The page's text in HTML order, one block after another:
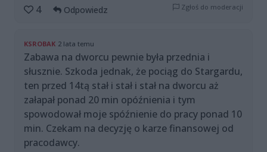
4
Odpowiedz Zgłoś do moderacji
KSROBAK 2 lata temu
Zabawa na dworcu pewnie była przednia i
słusznie. Szkoda jednak, że pociąg do Stargardu,
ten przed 14tą stał i stał i stał na dworcu aż
załapał ponad 20 min opóźnienia i tym
spowodował moje spóźnienie do pracy ponad 10
min. Czekam na decyzję o karze finansowej od
pracodawcy.